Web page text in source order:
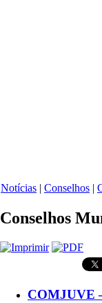
Notícias | Conselhos |
Conselhos
COMJUVE